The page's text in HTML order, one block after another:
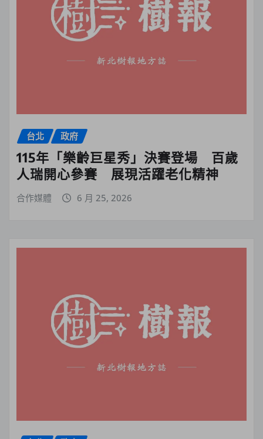
台北 政府
115年「樂齡巨星秀」決賽登場 百歲
人瑞開心參賽 展現活躍老化精神
合作媒體 6 月 25, 2026